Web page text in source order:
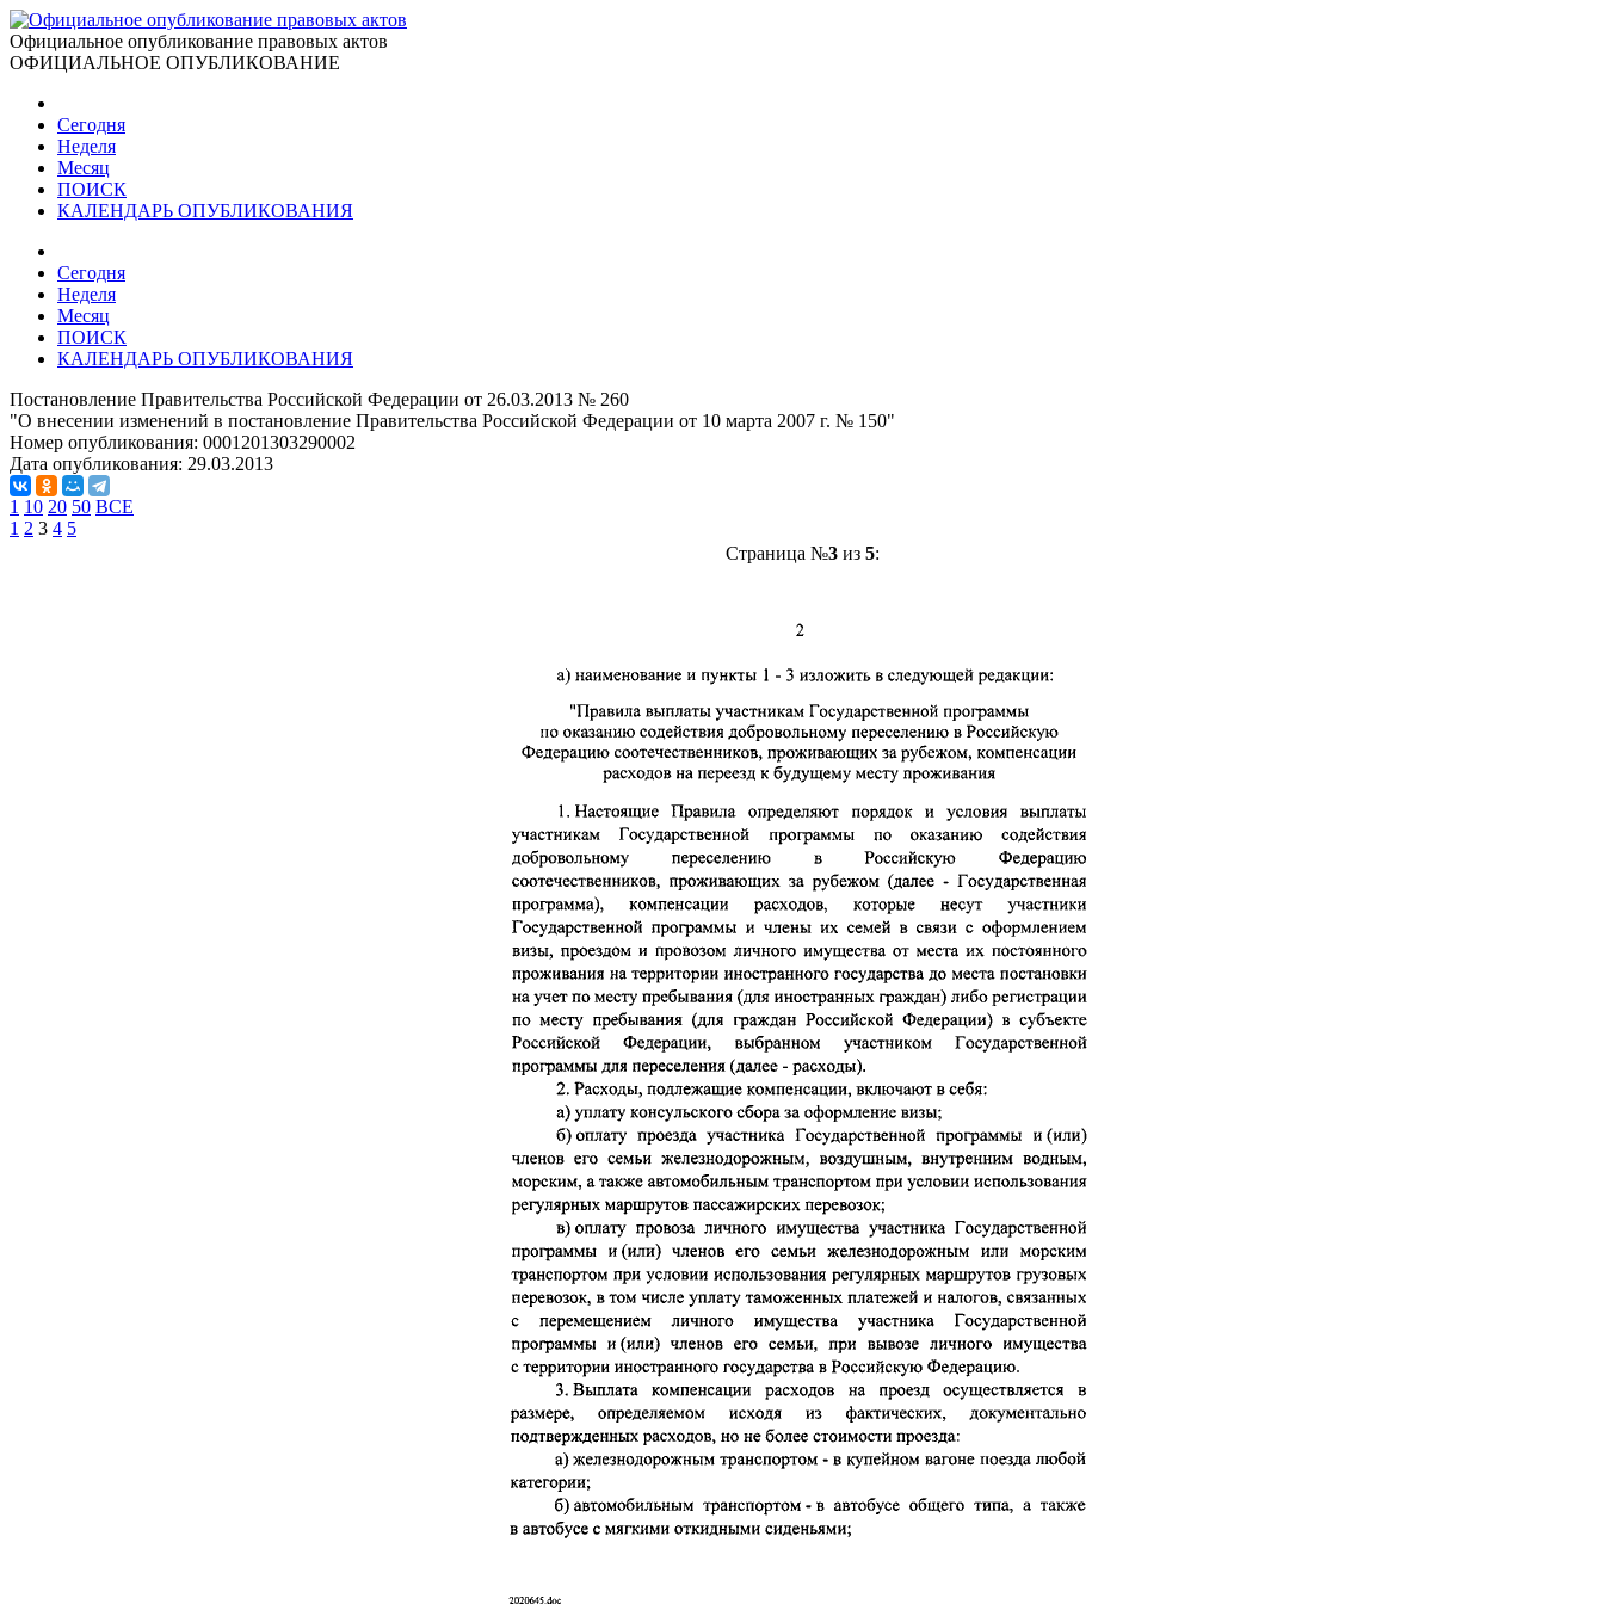
Официальное опубликование правовых актов
ОФИЦИАЛЬНОЕ ОПУБЛИКОВАНИЕ
Сегодня
Неделя
Месяц
ПОИСК
КАЛЕНДАРЬ ОПУБЛИКОВАНИЯ
Сегодня
Неделя
Месяц
ПОИСК
КАЛЕНДАРЬ ОПУБЛИКОВАНИЯ
Постановление Правительства Российской Федерации от 26.03.2013 № 260
"О внесении изменений в постановление Правительства Российской Федерации от 10 марта 2007 г. № 150"
Номер опубликования: 0001201303290002
Дата опубликования: 29.03.2013
1 10 20 50 ВСЕ
1 2 3 4 5
Страница №3из 5: